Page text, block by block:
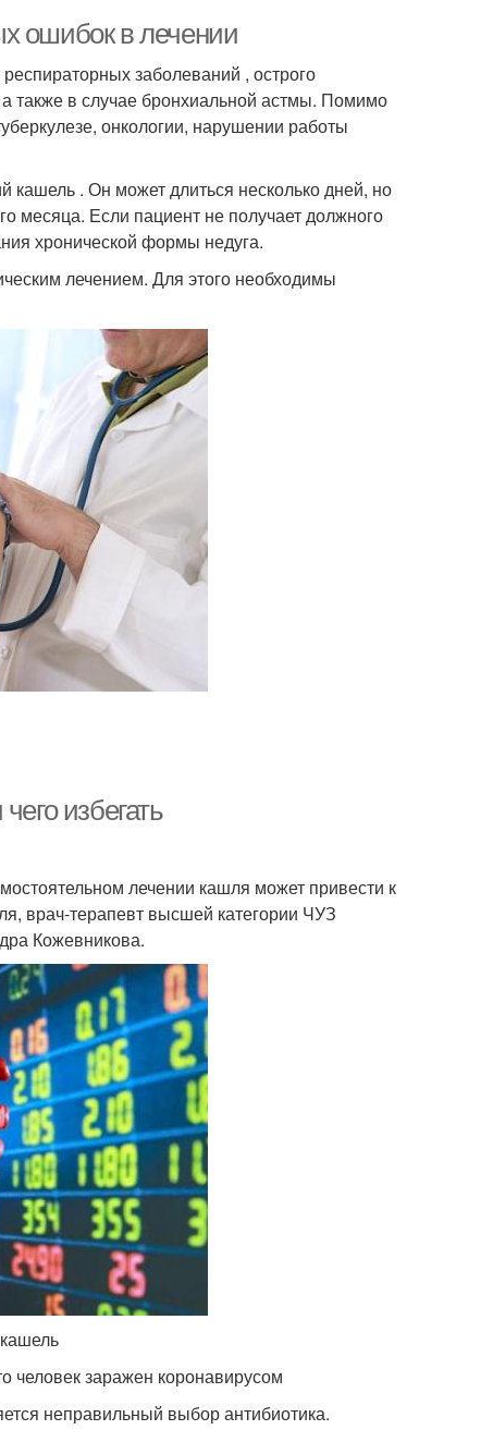
ошибок в лечении
заболеваний , острого
также в случае бронхиальной астмы. Помимо
онкологии, нарушении работы
кашель . Он может длиться несколько дней, но
месяца. Если пациент не получает должного
хронической формы недуга.
лечением. Для этого необходимы
избегать
лечении кашля может привести к
врач-терапевт высшей категории ЧУЗ
Кожевникова.
человек заражен коронавирусом
неправильный выбор антибиотика.